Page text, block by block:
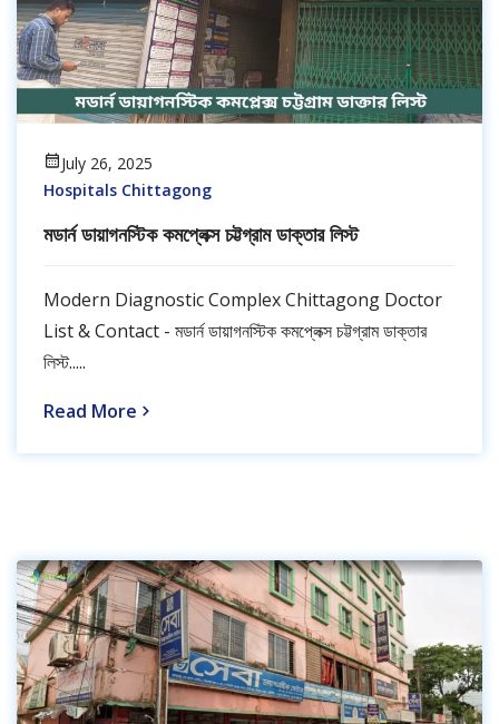
July 26, 2025
Hospitals Chittagong
মডার্ন ডায়াগনস্টিক কমপ্লেক্স চট্টগ্রাম ডাক্তার লিস্ট
Modern Diagnostic Complex Chittagong Doctor
List & Contact - মডার্ন ডায়াগনস্টিক কমপ্লেক্স চট্টগ্রাম ডাক্তার
লিস্ট.....
Read More